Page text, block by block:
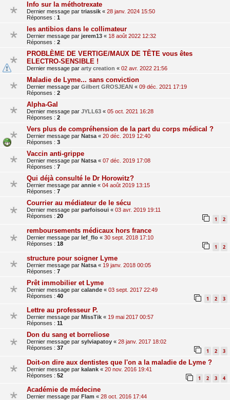
Info sur la méthotrexate
Dernier message par triassik « 28 janv. 2024 15:50
Réponses : 1
les antibios dans le collimateur
Dernier message par jerem13 « 18 août 2022 12:32
Réponses : 2
PROBLÈME DE VERTIGE/MAUX DE TÊTE vous êtes
ELECTRO-SENSIBLE !
Dernier message par arty creation « 02 avr. 2022 21:56
Maladie de Lyme... sans conviction
Dernier message par Gilbert GROSJEAN « 09 déc. 2021 17:19
Réponses : 2
Alpha-Gal
Dernier message par JYLL63 « 05 oct. 2021 16:28
Réponses : 2
Vers plus de compréhension de la part du corps médical ?
Dernier message par Natsa « 20 déc. 2019 12:40
Réponses : 3
Vaccin anti-grippe
Dernier message par Natsa « 07 déc. 2019 17:08
Réponses : 7
Qui déjà consulté le Dr Horowitz?
Dernier message par annie « 04 août 2019 13:15
Réponses : 7
Courrier au médiateur de le sécu
Dernier message par parfoisoui « 03 avr. 2019 19:11
Réponses : 20 1 2
remboursements médicaux hors france
Dernier message par lef_flo « 30 sept. 2018 17:10
Réponses : 18 1 2
structure pour soigner Lyme
Dernier message par Natsa « 19 janv. 2018 00:05
Réponses : 7
Prêt immobilier et Lyme
Dernier message par calande « 03 sept. 2017 22:49
Réponses : 40 1 2 3
Lettre au professeur P.
Dernier message par MissTik « 19 mai 2017 00:57
Réponses : 11
Don du sang et borreliose
Dernier message par sylviapatoy « 28 janv. 2017 18:02
Réponses : 37 1 2 3
Doit-on dire aux dentistes que l'on a la maladie de Lyme ?
Dernier message par kalank « 20 nov. 2016 19:41
Réponses : 52 1 2 3 4
Académie de médecine
Dernier message par Flam « 28 oct. 2016 17:44